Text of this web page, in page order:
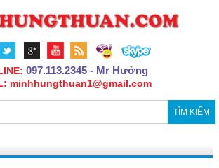
097.113.2345 - Mr Hưởng
minhhungthuan1@gmail.com
TÌM KIẾM